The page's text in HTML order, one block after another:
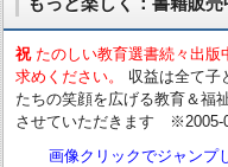
祝 たのしい教育選書続々出版
求めください。
収益は全て子
たちの笑顔を広げる教育＆福
させていただきます ※2005-
画像クリックでジャンプ